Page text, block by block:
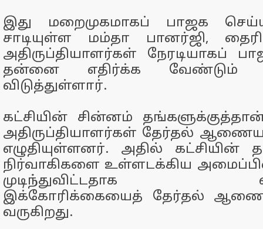
இது மறைமுகமாகப் பாஜக
சாடியுள்ள மம்தா பானர்ஜி,
அதிருப்தியாளர்கள் நேரடியாகப்
தன்னை எதிர்க்க வேண்டும்
விடுத்துள்ளார்.
கட்சியின் சின்னம்
அதிருப்தியாளர்கள் தேர்தல்
எழுதியுள்ளனர். அதில் கட்சியின்
நிர்வாகிகளை உள்ளடக்கிய
முடிந்துவிட்டதாக
இக்கோரிக்கையைத் தேர்தல்
வருகிறது.